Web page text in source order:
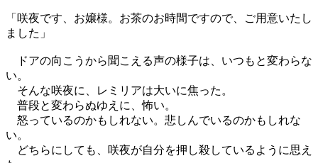
「咲夜です、お嬢様。お茶のお時間ですので、ご用意いたし
ました」
ドアの向こうから聞こえる声の様子は、いつもと変わらな
い。
そんな咲夜に、レミリアは大いに焦った。
普段と変わらぬゆえに、怖い。
怒っているのかもしれない。悲しんでいるのかもしれな
い。
どちらにしても、咲夜が自分を押し殺しているように思え